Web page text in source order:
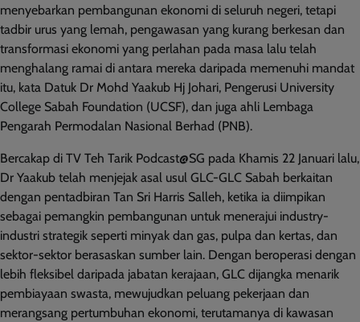
menyebarkan pembangunan ekonomi di seluruh negeri, tetapi
tadbir urus yang lemah, pengawasan yang kurang berkesan dan
transformasi ekonomi yang perlahan pada masa lalu telah
menghalang ramai di antara mereka daripada memenuhi mandat
itu, kata Datuk Dr Mohd Yaakub Hj Johari, Pengerusi University
College Sabah Foundation (UCSF), dan juga ahli Lembaga
Pengarah Permodalan Nasional Berhad (PNB).
Bercakap di TV Teh Tarik Podcast@SG pada Khamis 22 Januari lalu,
Dr Yaakub telah menjejak asal usul GLC-GLC Sabah berkaitan
dengan pentadbiran Tan Sri Harris Salleh, ketika ia diimpikan
sebagai pemangkin pembangunan untuk menerajui industry-
industri strategik seperti minyak dan gas, pulpa dan kertas, dan
sektor-sektor berasaskan sumber lain. Dengan beroperasi dengan
lebih fleksibel daripada jabatan kerajaan, GLC dijangka menarik
pembiayaan swasta, mewujudkan peluang pekerjaan dan
merangsang pertumbuhan ekonomi, terutamanya di kawasan